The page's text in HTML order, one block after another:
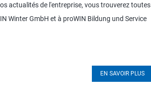
actualités de l'entreprise, vous trouverez toutes
Winter GmbH et à proWIN Bildung und Service
EN SAVOIR PLUS